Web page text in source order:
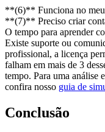
**(6)** Funciona no
**(7)** Preciso criar
O tempo para aprender
Existe suporte ou
profissional, a licença
falham em mais de 3
tempo. Para uma análise
confira nosso guia de
Conclusão